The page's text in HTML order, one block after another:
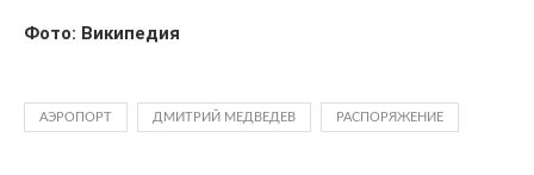
Фото: Википедия
АЭРОПОРТ ДМИТРИЙ МЕДВЕДЕВ РАСПОРЯЖЕНИЕ